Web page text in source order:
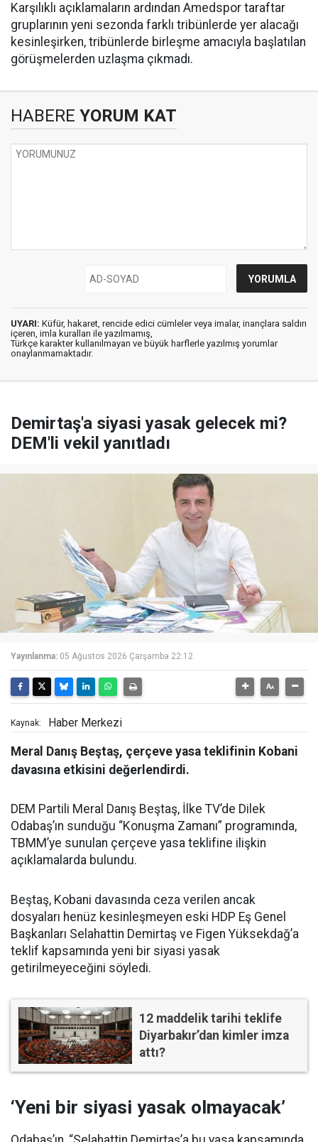
Karşılıklı açıklamaların ardından Amedspor taraftar
gruplarının yeni sezonda farklı tribünlerde yer alacağı
kesinleşirken, tribünlerde birleşme amacıyla başlatılan
görüşmelerden uzlaşma çıkmadı.
HABERE YORUM KAT
UYARI: Küfür, hakaret, rencide edici cümleler veya imalar, inançlara saldırı
içeren, imla kuralları ile yazılmamış,
Türkçe karakter kullanılmayan ve büyük harflerle yazılmış yorumlar
onaylanmamaktadır.
Demirtaş'a siyasi yasak gelecek mi?
DEM'li vekil yanıtladı
Yayınlanma: 05 Ağustos 2026 Çarşamba 22:12
Kaynak: Haber Merkezi
Meral Danış Beştaş, çerçeve yasa teklifinin Kobani
davasına etkisini değerlendirdi.
DEM Partili Meral Danış Beştaş, İlke TV’de Dilek
Odabaş’ın sunduğu “Konuşma Zamanı” programında,
TBMM’ye sunulan çerçeve yasa teklifine ilişkin
açıklamalarda bulundu.
Beştaş, Kobani davasında ceza verilen ancak
dosyaları henüz kesinleşmeyen eski HDP Eş Genel
Başkanları Selahattin Demirtaş ve Figen Yüksekdağ’a
teklif kapsamında yeni bir siyasi yasak
getirilmeyeceğini söyledi.
12 maddelik tarihi teklife
Diyarbakır’dan kimler imza
attı?
‘Yeni bir siyasi yasak olmayacak’